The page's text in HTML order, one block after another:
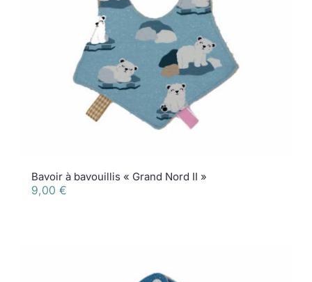
Bavoir à bavouillis « Grand Nord II »
9,00 €